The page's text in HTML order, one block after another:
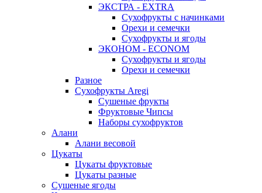
ЭКСТРА - EXTRA
Сухофрукты с начинками
Орехи и семечки
Сухофрукты и ягоды
ЭКОНОМ - ECONOM
Сухофрукты и ягоды
Орехи и семечки
Разное
Сухофрукты Aregi
Сушеные фрукты
Фруктовые Чипсы
Наборы сухофруктов
Алани
Алани весовой
Цукаты
Цукаты фруктовые
Цукаты разные
Сушеные ягоды